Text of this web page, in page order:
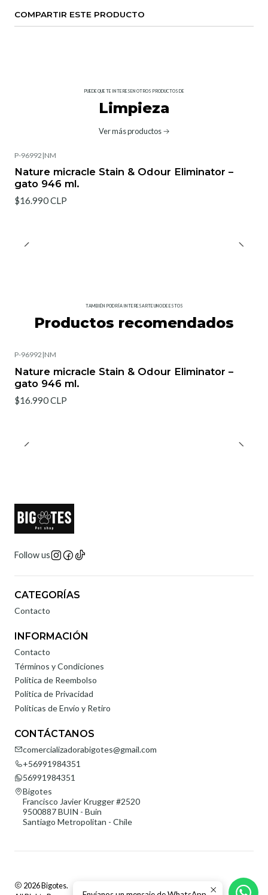
COMPARTIR ESTE PRODUCTO
PUEDE QUE TE INTERESEN OTROS PRODUCTOS DE
Limpieza
Ver más productos
P-96992 |NM
Nature micracle Stain & Odour Eliminator –
gato 946 ml.
$16.990 CLP
TAMBIÉN PODRÍA INTERESARTE UNO DE ESTOS
Productos recomendados
P-96992 |NM
Nature micracle Stain & Odour Eliminator –
gato 946 ml.
$16.990 CLP
Follow us
CATEGORÍAS
Contacto
INFORMACIÓN
Contacto
Términos y Condiciones
Política de Reembolso
Política de Privacidad
Políticas de Envío y Retiro
CONTÁCTANOS
comercializadorabigotes@gmail.com
+56991984351
56991984351
Bigotes
Francisco Javier Krugger #2520
9500887 BUIN - Buin
Santiago Metropolitan - Chile
2026 Bigotes.